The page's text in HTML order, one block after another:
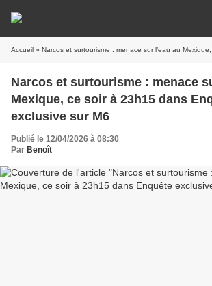
Accueil » Narcos et surtourisme : menace sur l’eau au Mexique, ce soir à
Narcos et surtourisme : menace
Mexique, ce soir à 23h15 dans
exclusive sur M6
Publié le 12/04/2026 à 08:30
Par Benoît